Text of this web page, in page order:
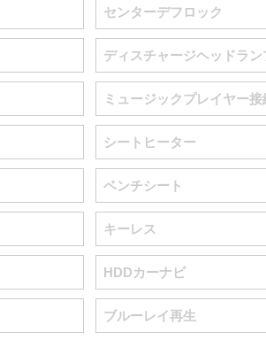
センターデフロック
ディスチャージヘッドラン
ミュージックプレイヤー接
シートヒーター
ベンチシート
キーレス
HDDカーナビ
ブルーレイ再生